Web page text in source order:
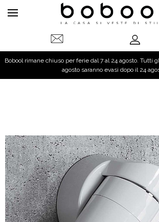
Bobool rimane chiuso per ferie dal 7 al 24 agosto. Tutti
agosto saranno evasi dopo il 24